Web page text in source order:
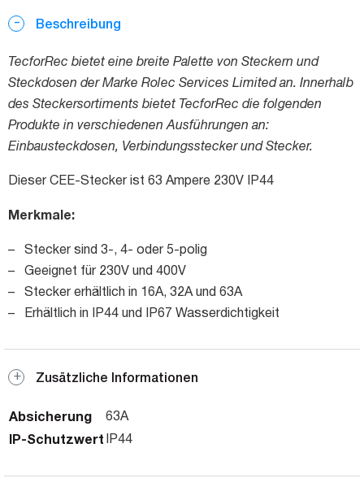
Beschreibung
TecforRec bietet eine breite Palette von Steckern und
Steckdosen der Marke Rolec Services Limited an. Innerhalb
des Steckersortiments bietet TecforRec die folgenden
Produkte in verschiedenen Ausführungen an:
Einbausteckdosen, Verbindungsstecker und Stecker.
Dieser CEE-Stecker ist 63 Ampere 230V IP44
Merkmale:
– Stecker sind 3-, 4- oder 5-polig
– Geeignet für 230V und 400V
– Stecker erhältlich in 16A, 32A und 63A
– Erhältlich in IP44 und IP67 Wasserdichtigkeit
Zusätzliche Informationen
Absicherung 63A
IP-SchutzwertIP44